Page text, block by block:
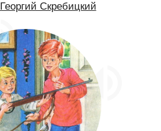
Георгий Скребицкий